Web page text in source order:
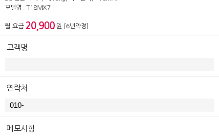
모델명 : T18MX7
월 요금 20,900 원 [6년약정]
고객명
연락처
메모사항